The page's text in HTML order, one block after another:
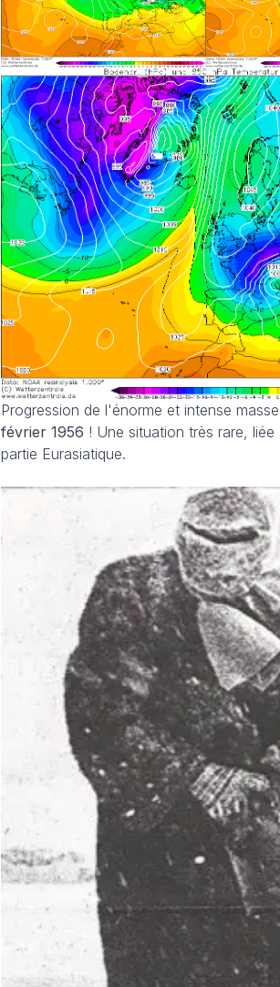
Progression de l'énorme et intense
février 1956 ! Une situation très rare,
partie Eurasiatique.